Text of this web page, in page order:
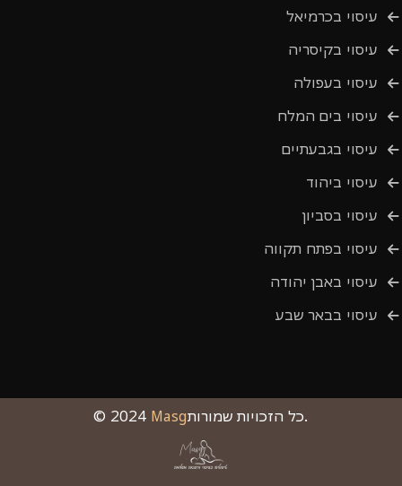
עיסוי בכרמיאל
עיסוי בקיסריה
עיסוי בעפולה
עיסוי בים המלח
עיסוי בגבעתיים
עיסוי ביהוד
עיסוי בסביון
עיסוי בפתח תקווה
עיסוי באבן יהודה
עיסוי בבאר שבע
© 2024 Masg כל הזכויות שמורות.